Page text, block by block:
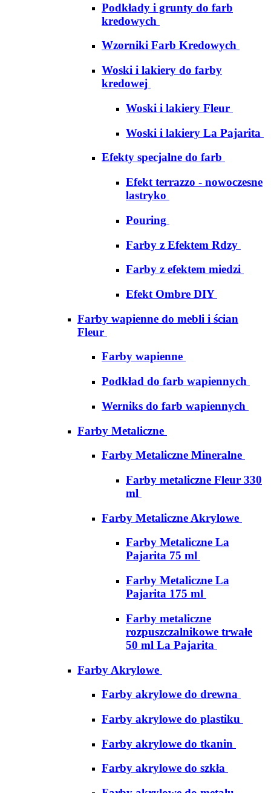
Podkłady i grunty do farb
kredowych
Wzorniki Farb Kredowych
Woski i lakiery do farby
kredowej
Woski i lakiery Fleur
Woski i lakiery La Pajarita
Efekty specjalne do farb
Efekt terrazzo - nowoczesne
lastryko
Pouring
Farby z Efektem Rdzy
Farby z efektem miedzi
Efekt Ombre DIY
Farby wapienne do mebli i ścian
Fleur
Farby wapienne
Podkład do farb wapiennych
Werniks do farb wapiennych
Farby Metaliczne
Farby Metaliczne Mineralne
Farby metaliczne Fleur 330
ml
Farby Metaliczne Akrylowe
Farby Metaliczne La
Pajarita 75 ml
Farby Metaliczne La
Pajarita 175 ml
Farby metaliczne
rozpuszczalnikowe trwałe
50 ml La Pajarita
Farby Akrylowe
Farby akrylowe do drewna
Farby akrylowe do plastiku
Farby akrylowe do tkanin
Farby akrylowe do szkła